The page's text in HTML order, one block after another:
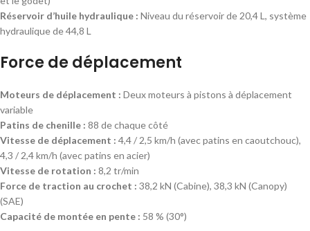
Réservoir d’huile hydraulique : Niveau du réservoir de 20,4 L, système
hydraulique de 44,8 L
Force de déplacement
Moteurs de déplacement : Deux moteurs à pistons à déplacement
variable
Patins de chenille : 88 de chaque côté
Vitesse de déplacement : 4,4 / 2,5 km/h (avec patins en caoutchouc),
4,3 / 2,4 km/h (avec patins en acier)
Vitesse de rotation : 8,2 tr/min
Force de traction au crochet : 38,2 kN (Cabine), 38,3 kN (Canopy)
(SAE)
Capacité de montée en pente : 58 % (30°)